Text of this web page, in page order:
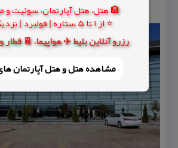
🏨 هتل، هتل آپارتمان، سوئیت و
⭐ از 1 تا 5 ستاره | فولبرد | نزدیک حرم
رزرو آنلاین بلیط ✈️ هواپیما، 🚆
مشاهده هتل و هتل‌ آپارتمان